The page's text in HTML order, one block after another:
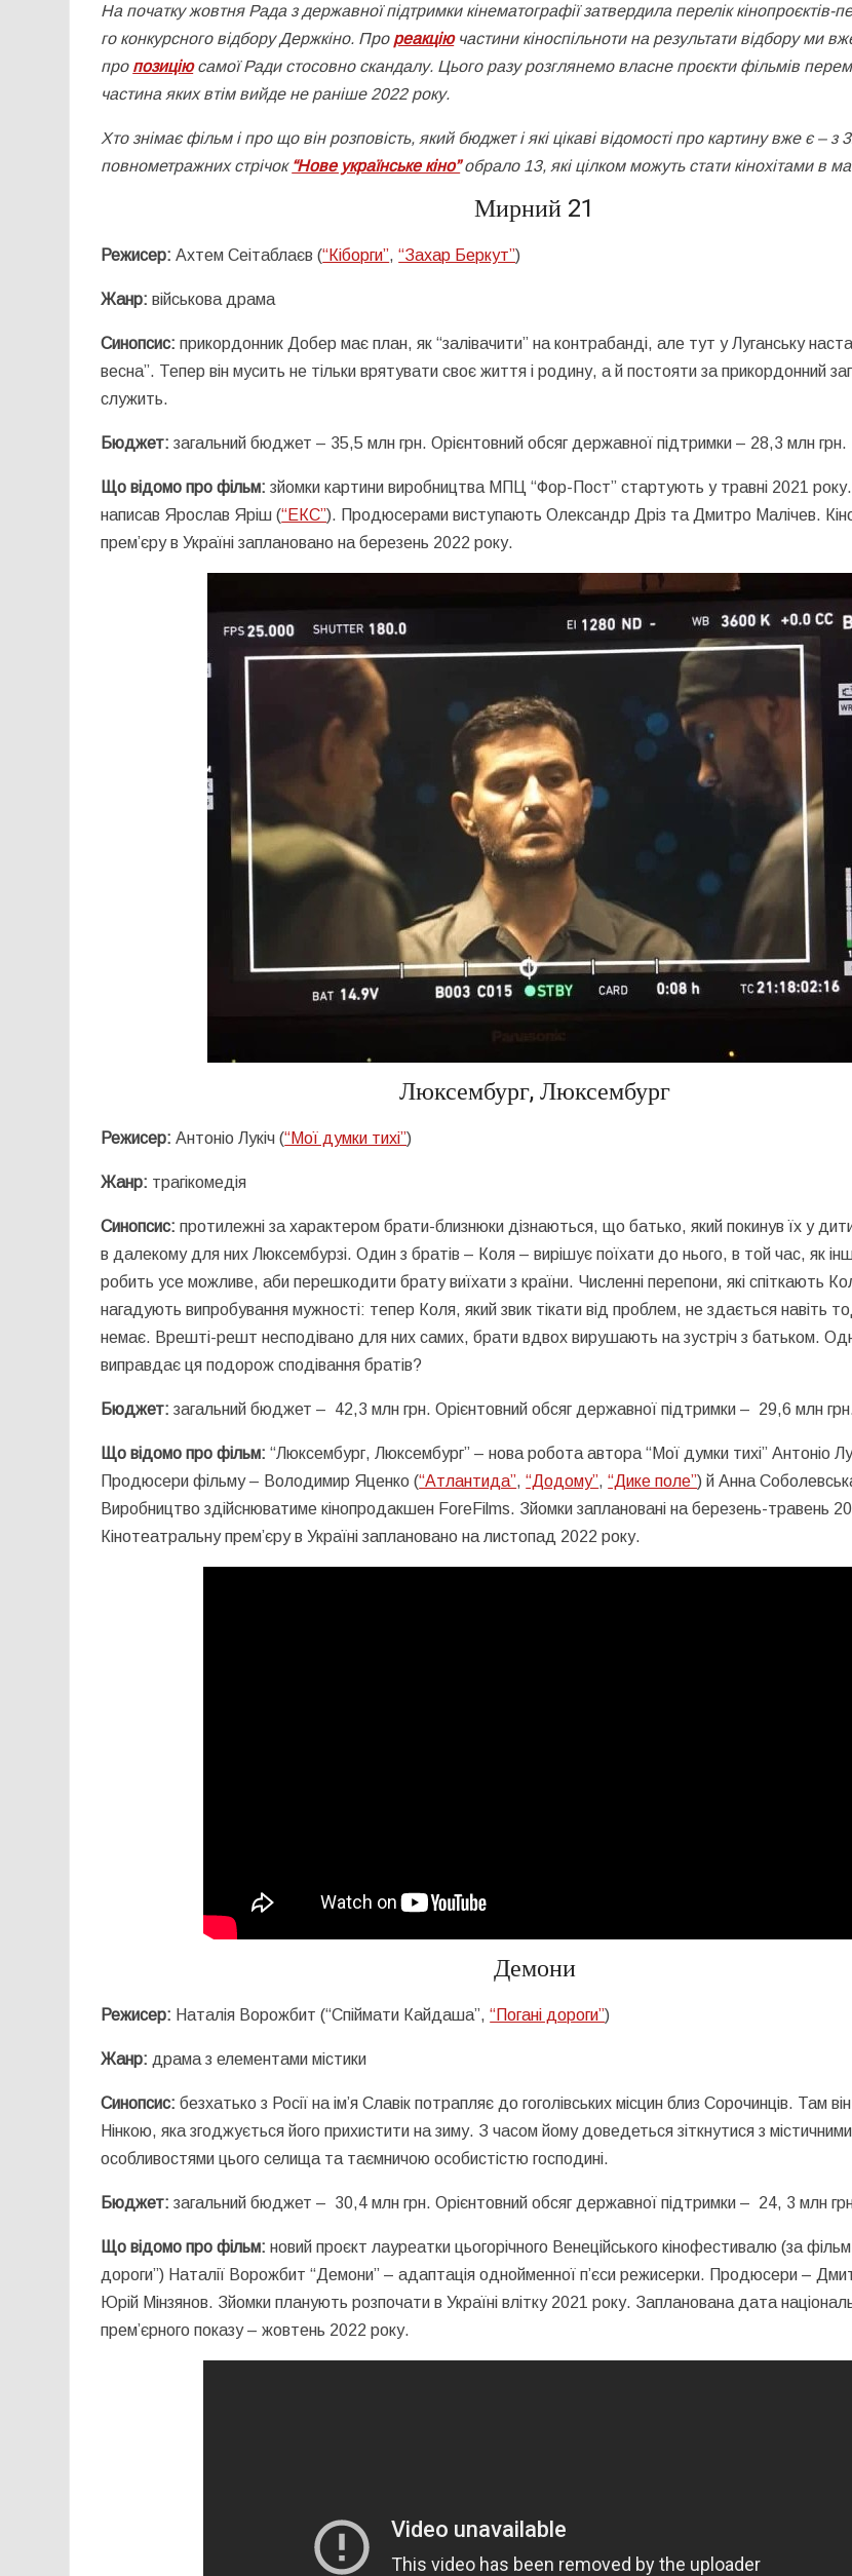
На початку жовтня Рада з державної підтримки кінематографії затвердила перелік кінопроєктів-
го конкурсного відбору Держкіно. Про реакціючастини кіноспільноти на результати відбору ми
про позиціюсамої Ради стосовно скандалу. Цього разу розглянемо власне проєкти фільмів
частина яких втім вийде не раніше 2022 року.
Хто знімає фільм і про що він розповість, який бюджет і які цікаві відомості про картину вже є – з
повнометражних стрічок “Нове українське кіно” обрало 13, які цілком можуть стати кінохітами в
Мирний 21
Режисер: Ахтем Сеітаблаєв (“Кіборги”,“Захар Беркут”)
Жанр: військова драма
Синопсис: прикордонник Добер має план, як “залівачити” на контрабанді, але тут у Луганську
весна”. Тепер він мусить не тільки врятувати своє життя і родину, а й постояти за прикордонний
служить.
Бюджет: загальний бюджет – 35,5 млн грн. Орієнтовний обсяг державної підтримки – 28,3 млн грн.
Що відомо про фільм:зйомки картини виробництва МПЦ “Фор-Пост” стартують у травні 2021
написав Ярослав Яріш (“ЕКС”). Продюсерами виступають Олександр Дріз та Дмитро Малічев.
прем’єру в Україні заплановано на березень 2022 року.
Люксембург, Люксембург
Режисер: Антоніо Лукіч (“Мої думки тихі”)
Жанр: трагікомедія
Синопсис: протилежні за характером брати-близнюки дізнаються, що батько, який покинув їх у
в далекому для них Люксембурзі. Один з братів – Коля – вирішує поїхати до нього, в той час, як
робить усе можливе, аби перешкодити брату виїхати з країни. Численні перепони, які спіткають
нагадують випробування мужності: тепер Коля, який звик тікати від проблем, не здається навіть
немає. Врешті-решт несподівано для них самих, брати вдвох вирушають на зустріч з батьком.
виправдає ця подорож сподівання братів?
Бюджет: загальний бюджет – 42,3 млн грн. Орієнтовний обсяг державної підтримки – 29,6 млн
Що відомо про фільм:“Люксембург, Люксембург” – нова робота автора “Мої думки тихі” Антоніо
Продюсери фільму – Володимир Яценко (“Атлантида”,“Додому”,“Дике поле”) й Анна
Виробництво здійснюватиме кінопродакшен ForeFilms. Зйомки заплановані на березень-травень
Кінотеатральну прем’єру в Україні заплановано на листопад 2022 року.
Демони
Режисер: Наталія Ворожбит (“Спіймати Кайдаша”,“Погані дороги”)
Жанр: драма з елементами містики
Синопсис: безхатько з Росії на ім’я Славік потрапляє до гоголівських місцин близ Сорочинців. Там
Нінкою, яка згоджується його прихистити на зиму. З часом йому доведеться зіткнутися з містичними
особливостями цього селища та таємничою особистістю господині.
Бюджет: загальний бюджет – 30,4 млн грн. Орієнтовний обсяг державної підтримки – 24, 3 млн
Що відомо про фільм:новий проєкт лауреатки цьогорічного Венеційського кінофестивалю (за фільм
дороги”) Наталії Ворожбит “Демони” – адаптація однойменної п’єси режисерки. Продюсери –
Юрій Мінзянов. Зйомки планують розпочати в Україні влітку 2021 року. Запланована дата
прем’єрного показу – жовтень 2022 року.